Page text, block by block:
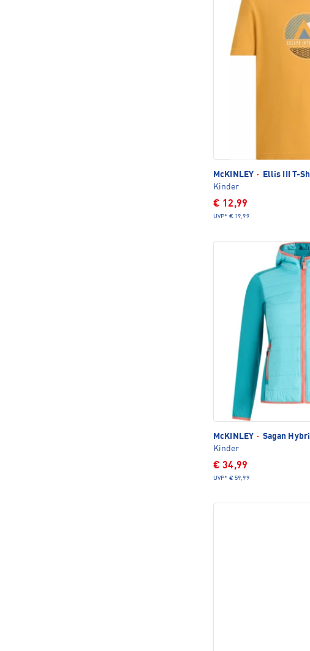
McKINLEY ·
Ellis III T-
Kinder
€ 12,99
UVP* € 19,99
McKINLEY · Sagan
Kinder
€ 34,99
UVP* € 59,99